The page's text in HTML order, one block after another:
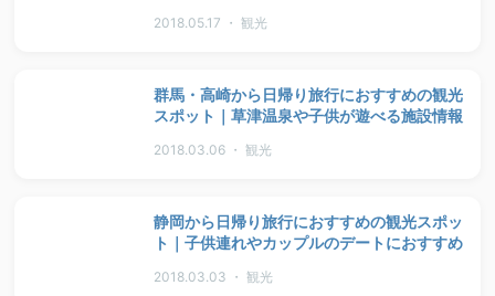
2018.05.17 ・ 観光
群馬・高崎から日帰り旅行におすすめの観光
スポット｜草津温泉や子供が遊べる施設情報
2018.03.06 ・ 観光
静岡から日帰り旅行におすすめの観光スポッ
ト｜子供連れやカップルのデートにおすすめ
2018.03.03 ・ 観光